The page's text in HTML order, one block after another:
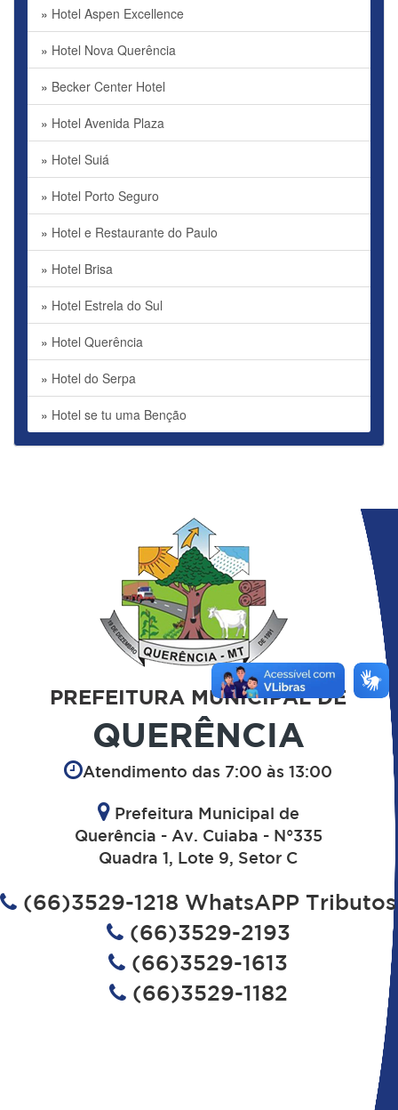
» Hotel Aspen Excellence
» Hotel Nova Querência
» Becker Center Hotel
» Hotel Avenida Plaza
» Hotel Suiá
» Hotel Porto Seguro
» Hotel e Restaurante do Paulo
» Hotel Brisa
» Hotel Estrela do Sul
» Hotel Querência
» Hotel do Serpa
» Hotel se tu uma Benção
PREFEITURA MUNICIPAL DE
QUERÊNCIA
Atendimento das 7:00 às 13:00
Prefeitura Municipal de
Querência - Av. Cuiaba - N°335
Quadra 1, Lote 9, Setor C
(66)3529-1218 WhatsAPP Tributos
(66)3529-2193
(66)3529-1613
(66)3529-1182